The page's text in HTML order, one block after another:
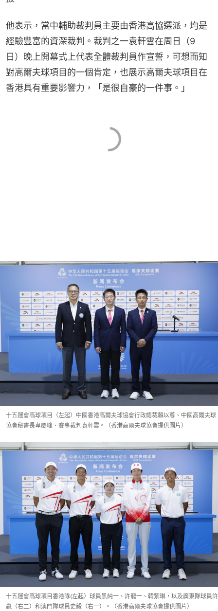
他表示，當中輔助裁判員主要由香港高協選派，均是
經驗豐富的資深裁判。裁判之一袁軒雲在周日（9
日）晚上開幕式上代表全體裁判員作宣誓，可想而知
對高爾夫球項目的一個肯定，也展示高爾夫球項目在
香港具有重要影響力，「是很自豪的一件事。」
十五運會高球項目（左起）中國香港高爾夫球協會行政總裁賴以尊、中國高爾夫球
協會秘書長韋慶峰、賽事裁判袁軒雲。（香港高爾夫球協會提供圖片）
十五運會高球項目香港隊(左起）球員黑純一、許龍一、韓紫琳，以及廣東隊球員許
贏（右二）和澳門隊球員史毅（右一）。（香港高爾夫球協會提供圖片）